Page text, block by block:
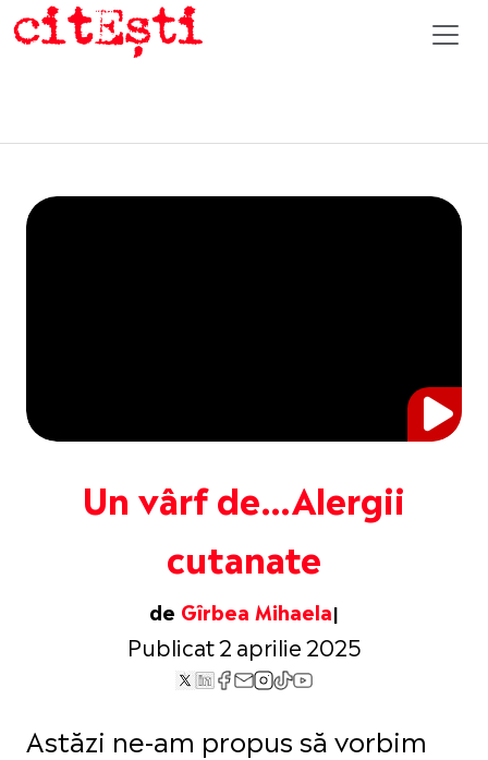
Un vârf de…Alergii
cutanate
de Gîrbea Mihaela
Publicat 2 aprilie 2025
Astăzi ne-am propus să vorbim